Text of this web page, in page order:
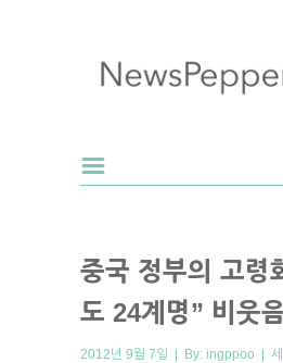
중국 정부의 고령
도 24계명” 비웃
2012년 9월 7일 | By: ingppoo |